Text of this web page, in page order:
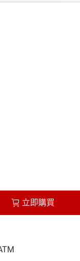
立即購買